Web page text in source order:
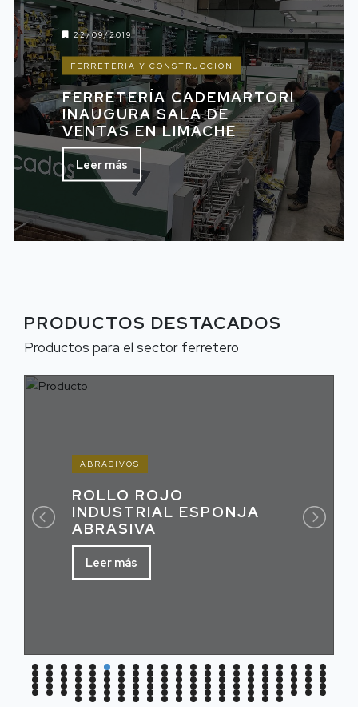
22/09/2019
FERRETERÍA Y CONSTRUCCIÓN
FERRETERÍA CADEMARTORI
INAUGURA SALA DE
VENTAS EN LIMACHE
Leer más
PRODUCTOS DESTACADOS
Productos para el sector ferretero
ABRASIVOS
ROLLO ROJO
INDUSTRIAL ESPONJA
ABRASIVA
Leer más